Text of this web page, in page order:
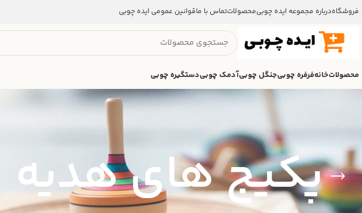
فروشگاهدرباره مجموعه ایده چوبیمحصولاتتماس با ماقوانین عمومی ایده چوبی
محصولاتخانهفرفره چوبیجنگل چوبیآدمک چوبیدستگیره چوبی
پکیج های هدیه